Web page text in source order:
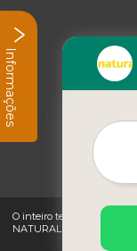
O inteiro teor deste site
NATURAL GAS (Lei 9610
Informações